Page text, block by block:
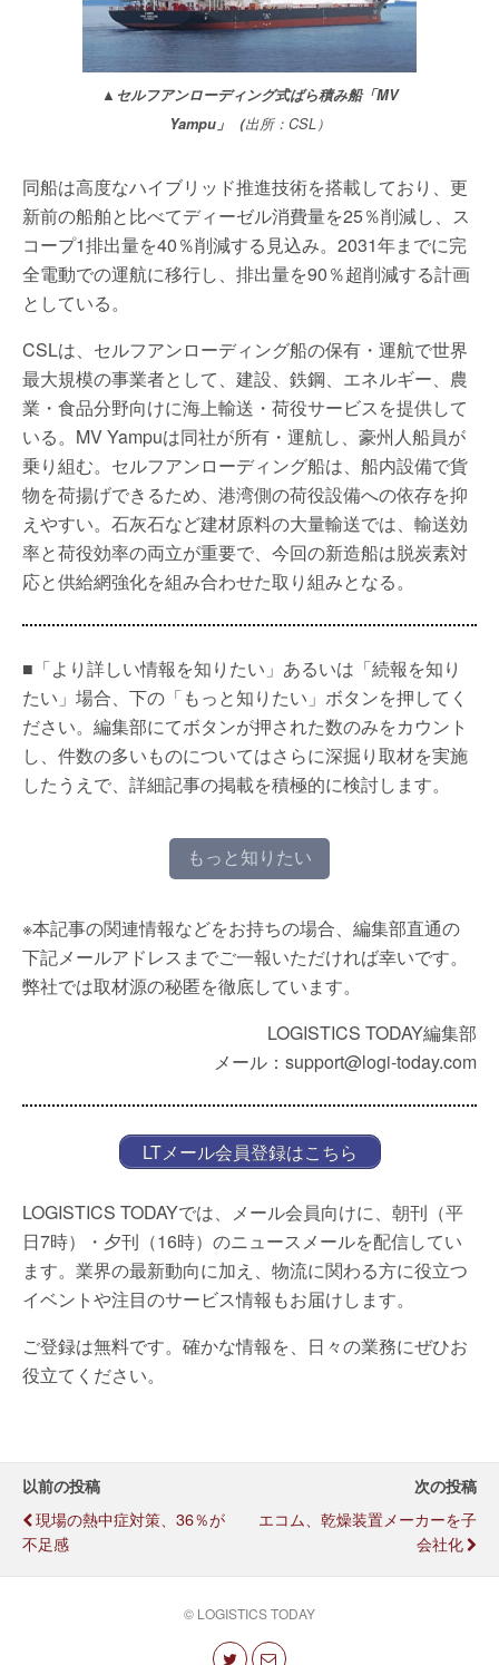
▲セルフアンローディング式ばら積み船「MV
Yampu」（出所：CSL）
同船は高度なハイブリッド推進技術を搭載しており、更
新前の船舶と比べてディーゼル消費量を25％削減し、ス
コープ1排出量を40％削減する見込み。2031年までに完
全電動での運航に移行し、排出量を90％超削減する計画
としている。
CSLは、セルフアンローディング船の保有・運航で世界
最大規模の事業者として、建設、鉄鋼、エネルギー、農
業・食品分野向けに海上輸送・荷役サービスを提供して
いる。MV Yampuは同社が所有・運航し、豪州人船員が
乗り組む。セルフアンローディング船は、船内設備で貨
物を荷揚げできるため、港湾側の荷役設備への依存を抑
えやすい。石灰石など建材原料の大量輸送では、輸送効
率と荷役効率の両立が重要で、今回の新造船は脱炭素対
応と供給網強化を組み合わせた取り組みとなる。
■「より詳しい情報を知りたい」あるいは「続報を知り
たい」場合、下の「もっと知りたい」ボタンを押してく
ださい。編集部にてボタンが押された数のみをカウント
し、件数の多いものについてはさらに深掘り取材を実施
したうえで、詳細記事の掲載を積極的に検討します。
もっと知りたい
※本記事の関連情報などをお持ちの場合、編集部直通の
下記メールアドレスまでご一報いただければ幸いです。
弊社では取材源の秘匿を徹底しています。
LOGISTICS TODAY編集部
メール：support@logi-today.com
LTメール会員登録はこちら
LOGISTICS TODAYでは、メール会員向けに、朝刊（平
日7時）・夕刊（16時）のニュースメールを配信してい
ます。業界の最新動向に加え、物流に関わる方に役立つ
イベントや注目のサービス情報もお届けします。
ご登録は無料です。確かな情報を、日々の業務にぜひお
役立てください。
以前の投稿
現場の熱中症対策、36％が
不足感
次の投稿
エコム、乾燥装置メーカーを子
会社化
© LOGISTICS TODAY